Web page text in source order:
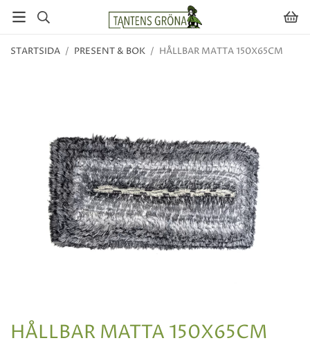
STARTSIDA / PRESENT & BOK / HÅLLBAR MATTA 150X65CM
HÅLLBAR MATTA 150X65CM